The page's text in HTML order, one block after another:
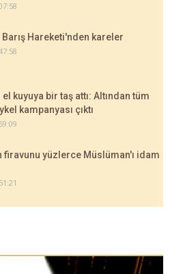
Barış Hareketi'nden kareler
el kuyuya bir taş attı: Altından tüm
kampanyası çıktı
firavunu yüzlerce Müslüman'ı idam